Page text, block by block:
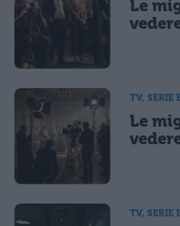
Ho letto e acconsento l'
CONFERMA E PUBBLICA
Le
TV, SERIE
Le
TV, SERIE